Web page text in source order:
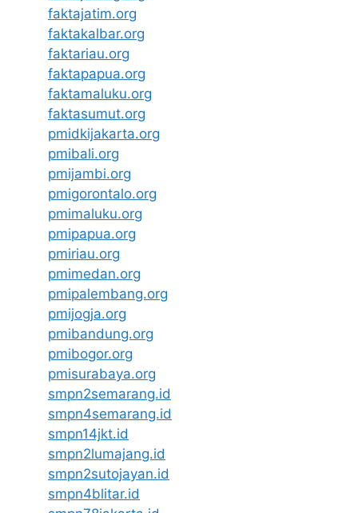
faktajatim.org
faktakalbar.org
faktariau.org
faktapapua.org
faktamaluku.org
faktasumut.org
pmidkijakarta.org
pmibali.org
pmijambi.org
pmigorontalo.org
pmimaluku.org
pmipapua.org
pmiriau.org
pmimedan.org
pmipalembang.org
pmijogja.org
pmibandung.org
pmibogor.org
pmisurabaya.org
smpn2semarang.id
smpn4semarang.id
smpn14jkt.id
smpn2lumajang.id
smpn2sutojayan.id
smpn4blitar.id